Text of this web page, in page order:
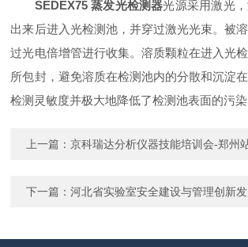
SEDEX75 蒸发光检测器光源采用激光
出来后进入光检测池，并穿过激光光束。被
过光电倍增管进行收集。溶质颗粒在进入光
所包封，避免溶质在检测池内的分散和沉淀
检测灵敏度并极大地降低了检测池表面的污染
上一篇：京科瑞达分析仪器技能培训会-郑州
下一篇：河北省实验室安全建设与管理创新